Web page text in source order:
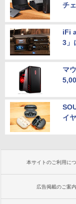
チ
iFi
3」
マ
イ
本サイトのご利用に
広告掲載のご案内